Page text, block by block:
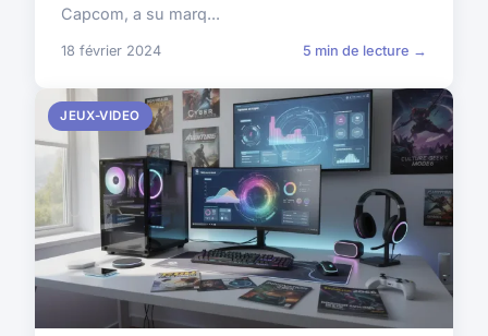
Capcom, a su marq...
18 février 2024 5 min de lecture →
JEUX-VIDEO